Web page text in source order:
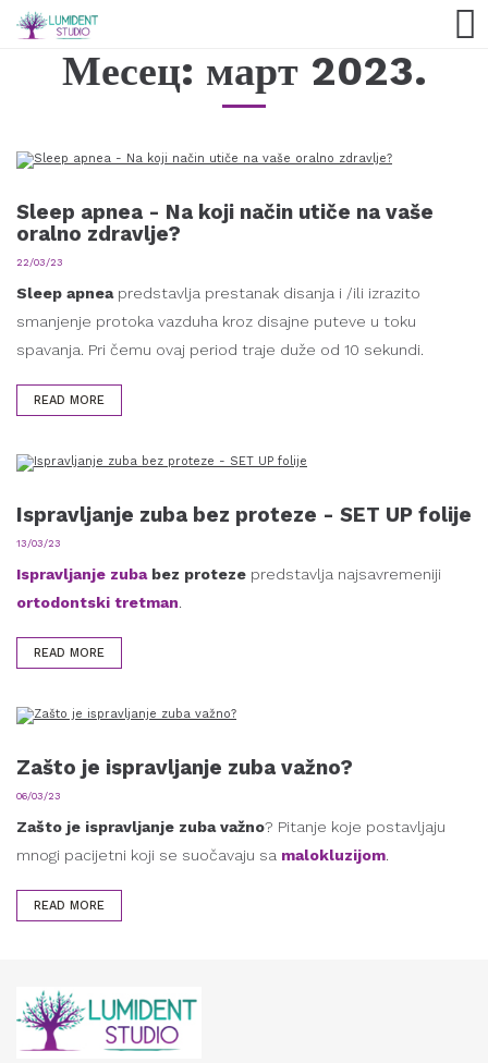
Месец: март 2023.
Sleep apnea - Na koji način utiče na vaše
oralno zdravlje?
22/03/23
Sleep apneapredstavlja prestanak disanja i /ili izrazito
smanjenje protoka vazduha kroz disajne puteve u toku
spavanja. Pri čemu ovaj period traje duže od 10 sekundi.
READ MORE
Ispravljanje zuba bez proteze - SET UP folije
13/03/23
Ispravljanje zubabez proteze predstavlja najsavremeniji
ortodontski tretman.
READ MORE
Zašto je ispravljanje zuba važno?
06/03/23
Zašto je ispravljanje zuba važno? Pitanje koje postavljaju
mnogi pacijetni koji se suočavaju sa malokluzijom.
READ MORE